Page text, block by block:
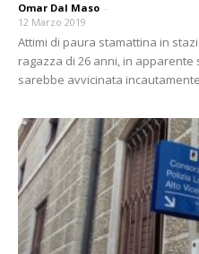
Omar Dal Maso -
12 Marzo 2019
Attimi di paura stamattina in
ragazza di 26 anni, in apparente
sarebbe avvicinata